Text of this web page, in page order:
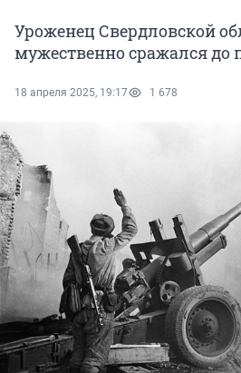
Уроженец Свердловской
мужественно сражался до
18 апреля 2025, 19:17 1 678